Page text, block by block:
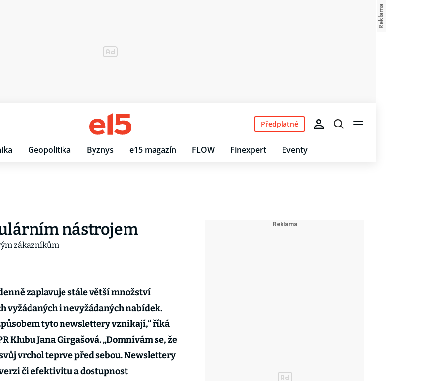
Geopolitika Byznys e15 magazín FLOW Finexpert Eventy
Předplatné
nástrojem
zaplavuje stále větší množství
vyžádaných i nevyžádaných nabídek.
tyto newslettery vznikají,“ říká
Klubu Jana Girgašová. „Domnívám se, že
vrchol teprve před sebou. Newslettery
či efektivitu a dostupnost